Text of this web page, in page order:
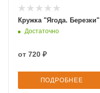
Кружка "Ягода. Березки"
Достаточно
от 720 ₽
ПОДРОБНЕЕ